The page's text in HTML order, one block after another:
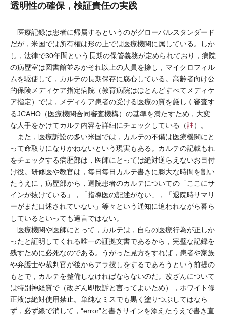
透明性の確保，検証責任の実践
医療記録は患者に帰属するというのがグローバルスタンダード
だが，米国では所有権は形の上では医療機関に属している。しか
し，法律で30年間という長期の保管義務が定められており，病院
の病歴室は図書館並みかそれ以上の人員を擁し，マイクロフィル
ムを駆使して，カルテの長期保存に腐心している。高齢者向け公
的保険メディケア指定病院（教育病院はほとんどすべてメディケ
ア指定）では，メディケア患者の受ける医療の質を厳しく審査す
るJCAHO（医療機関合同審査機構）の基準を満たすため，大変
な人手をかけてカルテ内容を詳細にチェックしている（註）。
また，医療訴訟の多い米国では，カルテの不備は医療機関にと
って命取りになりかねないという現実もある。カルテの記載もれ
をチェックする病歴部は，医師にとっては絶対逆らえないお目付
け役。研修医や教官は，毎日毎日カルテ書きに膨大な時間を割い
たうえに，病歴部から，退院患者のカルテについての「ここにサ
インが抜けている」，「指導医の記述がない」，「退院時サマリ
ーがまだ口述されていない」等々という通知に追われながら暮ら
しているといっても過言ではない。
医療機関や医師にとって，カルテは，自らの医療行為が正しか
ったと証明してくれる唯一の証拠文書であるから，完璧な記録を
残すために必死なのである。うがった見方をすれば，患者や家族
や弁護士や裁判官が後からアラ捜しをするであろうという前提の
もとで，カルテを整備しなければならないのだ。改ざんについて
は特別神経質で（改ざん即敗訴と言ってよいため），ホワイト修
正液は絶対使用禁止。単純なミスでも黒く塗りつぶしてはなら
ず，必ず線で消して，“error”と書きサインを添えたうえで書き直